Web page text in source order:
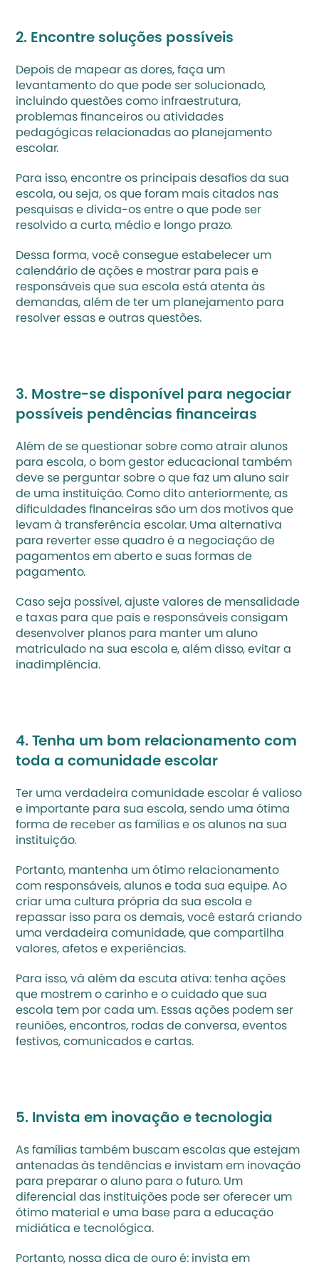
2. Encontre soluções possíveis
Depois de mapear as dores, faça um
levantamento do que pode ser solucionado,
incluindo questões como infraestrutura,
problemas financeiros ou atividades
pedagógicas relacionadas ao planejamento
escolar.‍
Para isso, encontre os principais desafios da sua
escola, ou seja, os que foram mais citados nas
pesquisas e divida-os entre o que pode ser
resolvido a curto, médio e longo prazo.
Dessa forma, você consegue estabelecer um
calendário de ações e mostrar para pais e
responsáveis que sua escola está atenta às
demandas, além de ter um planejamento para
resolver essas e outras questões.‍
3. Mostre-se disponível para negociar
possíveis pendências financeiras
Além de se questionar sobre como atrair alunos
para escola, o bom gestor educacional também
deve se perguntar sobre o que faz um aluno sair
de uma instituição. Como dito anteriormente, as
dificuldades financeiras são um dos motivos que
levam à transferência escolar. Uma alternativa
para reverter esse quadro é a negociação de
pagamentos em aberto e suas formas de
pagamento.
Caso seja possível, ajuste valores de mensalidade
e taxas para que pais e responsáveis consigam
desenvolver planos para manter um aluno
matriculado na sua escola e, além disso, evitar a
inadimplência.
4. Tenha um bom relacionamento com
toda a comunidade escolar‍
Ter uma verdadeira comunidade escolar é valioso
e importante para sua escola, sendo uma ótima
forma de receber as famílias e os alunos na sua
instituição.
Portanto, mantenha um ótimo relacionamento
com responsáveis, alunos e toda sua equipe. Ao
criar uma cultura própria da sua escola e
repassar isso para os demais, você estará criando
uma verdadeira comunidade, que compartilha
valores, afetos e experiências.‍
Para isso, vá além da escuta ativa: tenha ações
que mostrem o carinho e o cuidado que sua
escola tem por cada um. Essas ações podem ser
reuniões, encontros, rodas de conversa, eventos
festivos, comunicados e cartas.‍
5. Invista em inovação e tecnologia‍
As famílias também buscam escolas que estejam
antenadas às tendências e invistam em inovação
para preparar o aluno para o futuro. Um
diferencial das instituições pode ser oferecer um
ótimo material e uma base para a educação
midiática e tecnológica.
Portanto, nossa dica de ouro é: invista em